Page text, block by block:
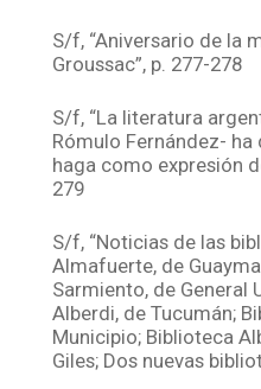
S/f, “Aniversario de la
Groussac”, p. 277-278
S/f, “La literatura
Rómulo Fernández-
haga como expresión
279
S/f, “Noticias de las
Almafuerte, de
Sarmiento, de General
Alberdi, de Tucumán;
Municipio; Biblioteca
Giles; Dos nuevas